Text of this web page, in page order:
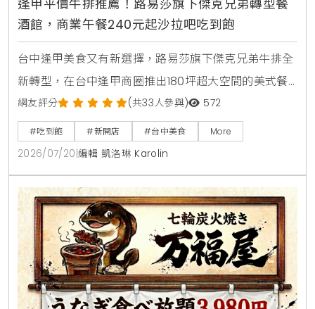
逢甲平價牛排推薦！路易莎旗下傑克兄弟轉型餐
酒館，商業午餐240元起沙拉吧吃到飽
台中逢甲美食又有新選擇，路易莎旗下傑克兄弟牛排全
新轉型，在台中逢甲商圈推出180坪超大空間的美式餐
酒館新店型。主打從早午餐，商業午餐到深夜餐酒全時
段供應，平日點早午餐加49元，晚上週末加99元即享
自助沙拉吧，路易莎咖啡無限續。商業午餐240元起，
更提供現烤披薩，各式烤串與超過100款世界微醺飲
品，是台中西屯朋友聚會，看球賽放鬆的寶藏餐廳。
網友評分 (共33人參與) 572
#吃到飽 #新開店 #台中美食 More
2026/07/20 編輯 凱洛琳 Karolin